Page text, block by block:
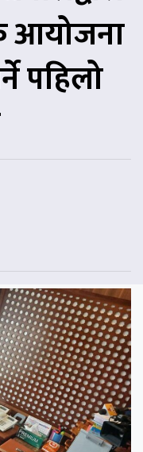
आयोजना
पहिलो